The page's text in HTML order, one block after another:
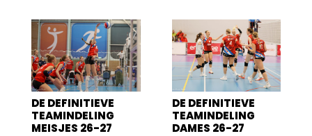
DE DEFINITIEVE
TEAMINDELING
MEISJES 26-27
DE DEFINITIEVE
TEAMINDELING
DAMES 26-27